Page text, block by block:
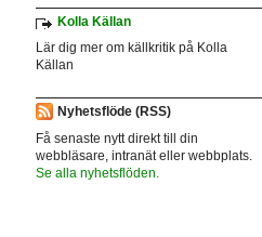
Kolla Källan
Lär dig mer om källkritik på Kolla
Källan
Nyhetsflöde (RSS)
Få senaste nytt direkt till din
webbläsare, intranät eller webbplats.
Se alla nyhetsflöden.